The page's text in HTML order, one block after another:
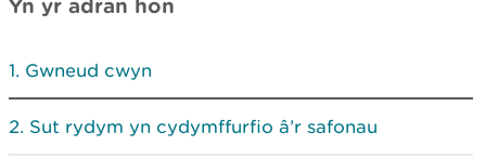
Yn yr adran hon
Gwneud cwyn
Sut rydym yn cydymffurfio â’r safonau